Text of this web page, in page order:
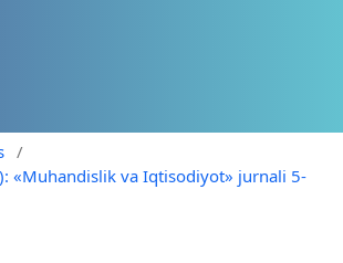
/
«Muhandislik va Iqtisodiyot» jurnali 5-